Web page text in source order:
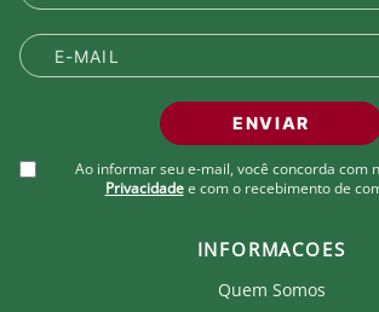
ENVIAR
Ao informar seu e-mail, você concorda com
Privacidade e com o recebimento de
INFORMACOES
Quem Somos